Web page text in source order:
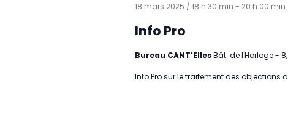
18 mars 2025 / 18 h 30 min - 20 h 00 min
Info Pro
Bureau CANT'EllesBât. de l'Horloge -
Info Pro sur le traitement des objections